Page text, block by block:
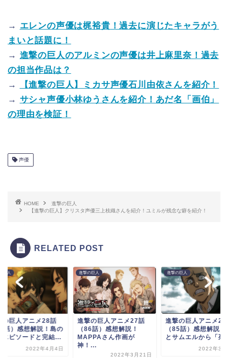
→ エレンの声優は梶裕貴！過去に演じたキャラがう
まいと話題に！
→ 進撃の巨人のアルミンの声優は井上麻里奈！過去
の担当作品は？
→
【進撃の巨人】ミカサ声優石川由依さんを紹介！
→ サシャ声優小林ゆうさんを紹介！あだ名「画伯」
の理由を検証！
声優
HOME
進撃の巨人
【進撃の巨人】クリスタ声優三上枝織さんを紹介！ユミルが残念な癖を紹介！
RELATED POST
巨人
の巨人アニメ28話
話）感想解説！島の
エピソードと完結...
2022年4月4日
進撃の巨人
進撃の巨人アニメ27話
（86話）感想解説！
MAPPAさん作画が
神！...
2022年3月21日
進撃の巨人
進撃の巨人アニメ26
（85話）感想解説！
とサムエルから「死
2022年3